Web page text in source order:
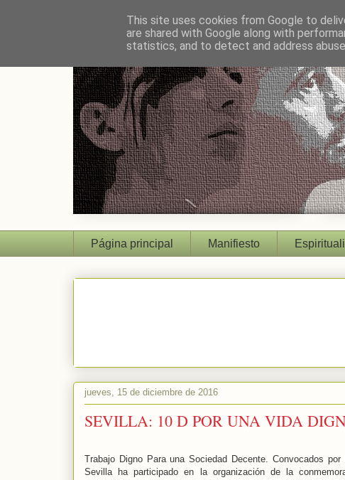
Página principal Manifiesto
jueves, 15 de diciembre de 2016
SEVILLA: 10 D POR UNA VIDA
Trabajo Digno Para una Sociedad Decente. Convocados
Sevilla ha participado en la organización de la
This site uses cookies from Google to
are shared with Google along with
statistics, and to detect and address